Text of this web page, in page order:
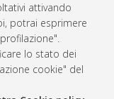
attivando
potrai esprimere
lo stato dei
cookie" del